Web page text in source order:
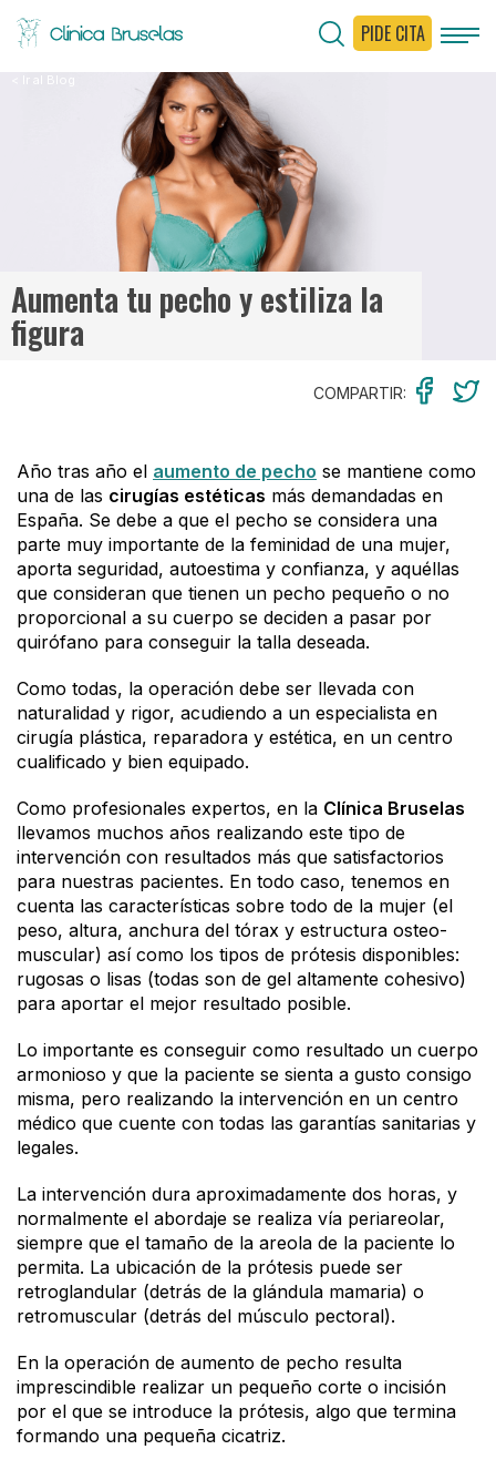
PIDE CITA
< Ir al Blog
Aumenta tu pecho y estiliza la
figura
COMPARTIR:
Año tras año el aumento de pecho se mantiene como
una de las cirugías estéticas más demandadas en
España. Se debe a que el pecho se considera una
parte muy importante de la feminidad de una mujer,
aporta seguridad, autoestima y confianza, y aquéllas
que consideran que tienen un pecho pequeño o no
proporcional a su cuerpo se deciden a pasar por
quirófano para conseguir la talla deseada.
Como todas, la operación debe ser llevada con
naturalidad y rigor, acudiendo a un especialista en
cirugía plástica, reparadora y estética, en un centro
cualificado y bien equipado.
Como profesionales expertos, en la Clínica Bruselas
llevamos muchos años realizando este tipo de
intervención con resultados más que satisfactorios
para nuestras pacientes. En todo caso, tenemos en
cuenta las características sobre todo de la mujer (el
peso, altura, anchura del tórax y estructura osteo-
muscular) así como los tipos de prótesis disponibles:
rugosas o lisas (todas son de gel altamente cohesivo)
para aportar el mejor resultado posible.
Lo importante es conseguir como resultado un cuerpo
armonioso y que la paciente se sienta a gusto consigo
misma, pero realizando la intervención en un centro
médico que cuente con todas las garantías sanitarias y
legales.
La intervención dura aproximadamente dos horas, y
normalmente el abordaje se realiza vía periareolar,
siempre que el tamaño de la areola de la paciente lo
permita. La ubicación de la prótesis puede ser
retroglandular (detrás de la glándula mamaria) o
retromuscular (detrás del músculo pectoral).
En la operación de aumento de pecho resulta
imprescindible realizar un pequeño corte o incisión
por el que se introduce la prótesis, algo que termina
formando una pequeña cicatriz.